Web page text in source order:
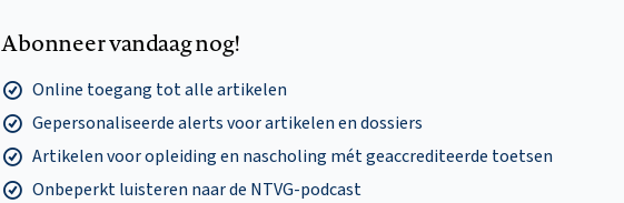
Abonneer vandaag nog!
Online toegang tot alle artikelen
Gepersonaliseerde alerts voor artikelen en dossiers
Artikelen voor opleiding en nascholing mét geaccrediteerde toetsen
Onbeperkt luisteren naar de NTVG-podcast